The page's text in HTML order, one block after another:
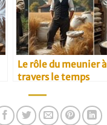
Le rôle du meunier à
travers le temps